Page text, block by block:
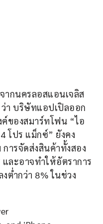
ากนครลอสแอนเจลิส
า บริษัทแอปเปิลออก
ของสมาร์ทโฟน “ไอ
โปร แม็กซ์” ยังคง
การจัดส่งสินค้าทั้งสอง
ละอาจทำให้อัตราการ
ต่ำกว่า 8% ในช่วง